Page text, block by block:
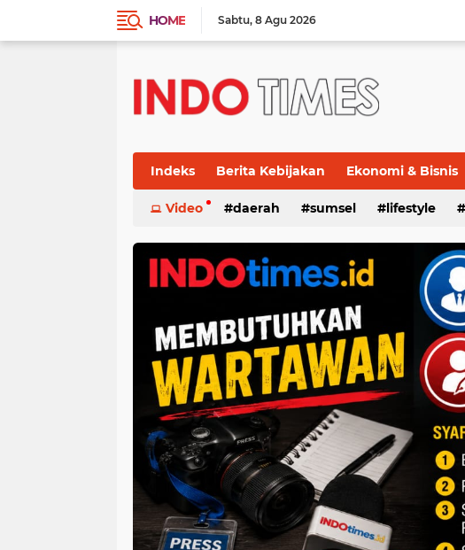
HOME Sabtu 8 Agu 2026
Indeks Berita Kebijakan Ekonomi & Bisnis
Video daerah sumsel lifestyle